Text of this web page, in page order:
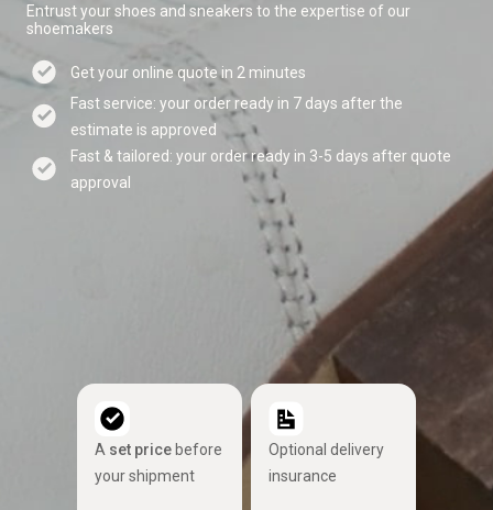
Entrust your shoes and sneakers to the expertise of our
shoemakers
Get your online quote in 2 minutes
Fast service: your order ready in 7 days after the
estimate is approved
Fast & tailored: your order ready in 3-5 days after quote
approval
A set price before
your shipment
Optional delivery
insurance